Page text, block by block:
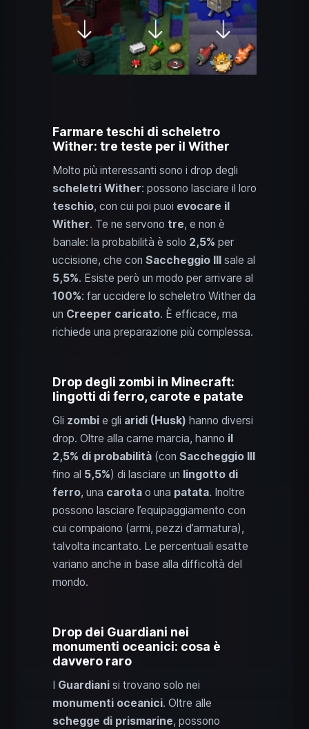
Farmare teschi di scheletro
Wither: tre teste per il Wither
Molto più interessanti sono i drop degli
scheletri Wither: possono lasciare il loro
teschio, con cui poi puoi evocare il
Wither. Te ne servono tre, e non è
banale: la probabilità è solo 2,5% per
uccisione, che con Saccheggio III
sale al
5,5%. Esiste però un modo per arrivare al
100%: far uccidere lo scheletro Wither da
un Creeper caricato. È efficace, ma
richiede una preparazione più complessa.
Drop degli zombi in Minecraft:
lingotti di ferro, carote e patate
Gli zombi e gli aridi (Husk) hanno diversi
drop. Oltre alla carne marcia, hanno il
2,5% di probabilità (con Saccheggio III
fino al 5,5%) di lasciare un lingotto di
ferro, una carota o una patata. Inoltre
possono lasciare l’equipaggiamento con
cui compaiono (armi, pezzi d’armatura),
talvolta incantato. Le percentuali esatte
variano anche in base alla difficoltà del
mondo.
Drop dei Guardiani nei
monumenti oceanici: cosa è
davvero raro
Guardiani si trovano solo nei
monumenti oceanici. Oltre alle
schegge di prismarine, possono